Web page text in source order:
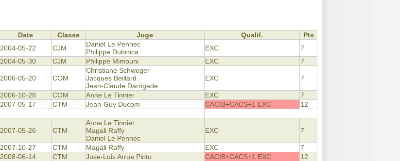
Date Classe Juge Qualif.
Pts
2004-05-22 CJM
Daniel Le Pennec
Philippe Dubroca
EXC
7
2004-05-30 CJM Philippe Mimouni EXC 7
2006-05-20 COM
Christiane Schweger
Jacques Beillard
Jean-Claude Darrigade
EXC 7
2006-10-28 COM Anne Le Tinnier EXC
7
2007-05-17 CTM Jean-Guy Ducom CACIB+CACS+1 EXC
12
2007-05-26 CTM
Anne Le Tinnier
Magali Raffy
Daniel Le Pennec
EXC 7
2007-10-27 CTM Magali Raffy EXC
7
2008-06-14 CTM Jose-Luis Arrue Pinto CACIB+CACS+1 EXC
12